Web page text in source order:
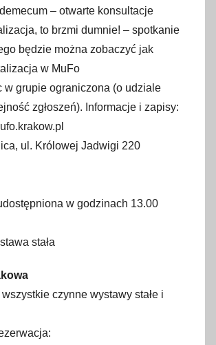
– otwarte konsultacje
to brzmi dumnie! – spotkanie
będzie można zobaczyć jak
w MuFo
w grupie ograniczona (o udziale
zgłoszeń). Informacje i zapisy:
ul. Królowej Jadwigi 220
w godzinach 13.00
stała
wszystkie czynne wystawy stałe i